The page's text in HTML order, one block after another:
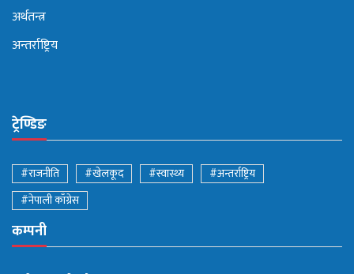
अर्थतन्त्र
अन्तर्राष्ट्रिय
ट्रेण्डिङ
#राजनीति #खेलकूद #स्वास्थ्य
#अन्तर्राष्ट्रिय
#नेपाली काँग्रेस
कम्पनी